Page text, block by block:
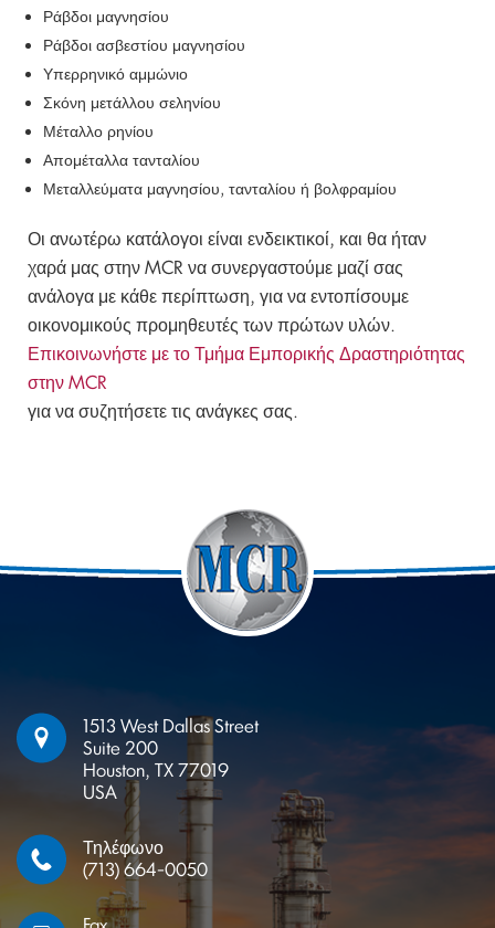
Ράβδοι μαγνησίου
Ράβδοι ασβεστίου μαγνησίου
Υπερρηνικό αμμώνιο
Σκόνη μετάλλου σεληνίου
Μέταλλο ρηνίου
Απομέταλλα τανταλίου
Μεταλλεύματα μαγνησίου, τανταλίου ή βολφραμίου
Οι ανωτέρω κατάλογοι είναι ενδεικτικοί, και θα ήταν
χαρά μας στην MCR να συνεργαστούμε μαζί σας
ανάλογα με κάθε περίπτωση, για να εντοπίσουμε
οικονομικούς προμηθευτές των πρώτων υλών.
Επικοινωνήστε με το Τμήμα Εμπορικής Δραστηριότητας
στην MCR
για να συζητήσετε τις ανάγκες σας.
1513 West Dallas Street
Suite 200
Houston, TX 77019
USA
Τηλέφωνο
(713) 664-0050